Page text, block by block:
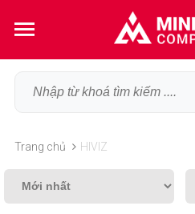
Trang chủ HIVIZ